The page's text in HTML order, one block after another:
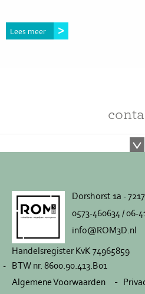
Lees meer
Dorshorst 1a -
0573-460634 / 06-
info@ROM3D.nl
Handelsregister KvK 74965859
BTW nr. 8600.90.413.B01
Algemene Voorwaarden